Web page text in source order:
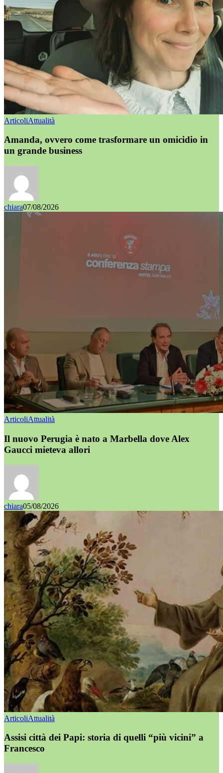
ArticoliAttualità
Amanda, ovvero come trasformare un omicidio in
un grande business
chiara07/08/2026
ArticoliAttualità
Il nuovo Perugia è nato a Marbella dove Alex
Gaucci mieteva allori
chiara05/08/2026
ArticoliAttualità
Assisi città dei Papi: storia di quelli “più vicini” a
Francesco